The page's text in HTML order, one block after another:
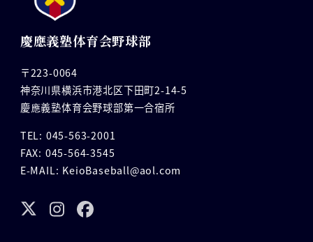
慶應義塾体育会野球部
〒223-0064
神奈川県横浜市港北区下田町2-14-5
慶應義塾体育会野球部第一合宿所
TEL: 045-563-2001
FAX: 045-564-3545
E-MAIL: KeioBaseball@aol.com